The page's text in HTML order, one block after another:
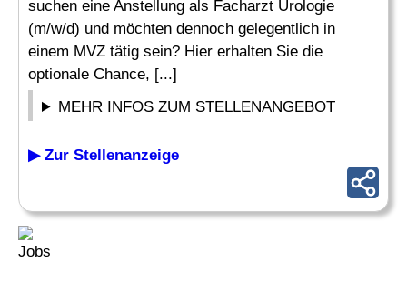
suchen eine Anstellung als Facharzt Urologie
(m/w/d) und möchten dennoch gelegentlich in
einem MVZ tätig sein? Hier erhalten Sie die
optionale Chance, [...]
MEHR INFOS ZUM STELLENANGEBOT
▶ Zur Stellenanzeige